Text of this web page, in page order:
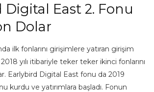
Digital East 2. Fonu
Dolar
ilk fonlarını girişimlere yatıran girişim
yılı itibariyle teker teker ikinci fonlarını
Earlybird Digital East fonu da 2019
kurdu ve yatırımlara başladı. Fonun